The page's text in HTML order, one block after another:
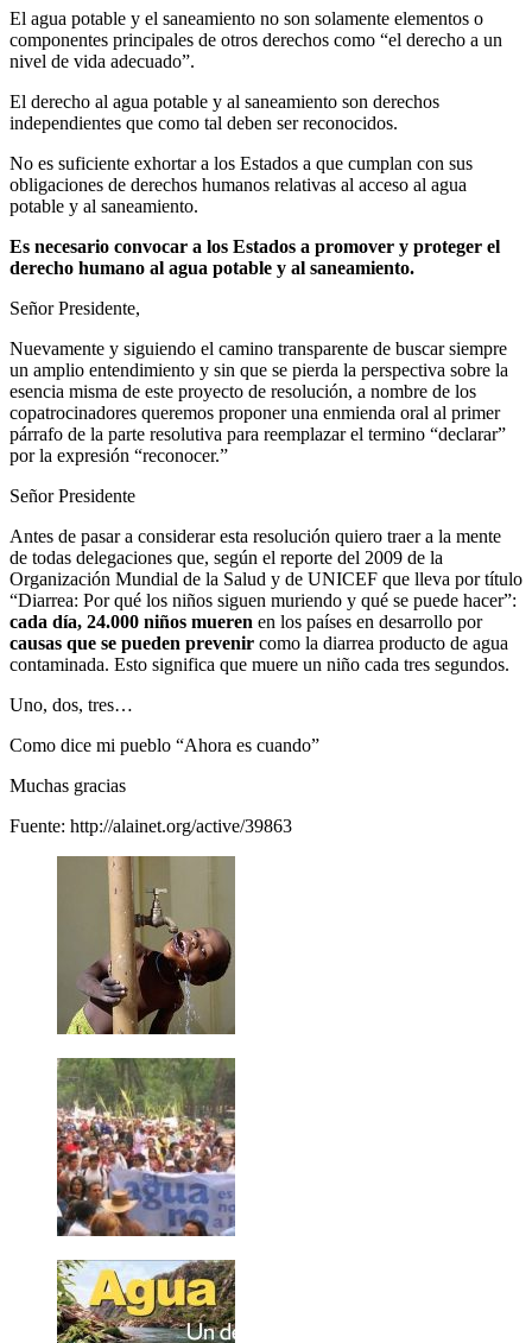
El agua potable y el saneamiento no son solamente elementos o
componentes principales de otros derechos como “el derecho a un
nivel de vida adecuado”.
El derecho al agua potable y al saneamiento son derechos
independientes que como tal deben ser reconocidos.
No es suficiente exhortar a los Estados a que cumplan con sus
obligaciones de derechos humanos relativas al acceso al agua
potable y al saneamiento.
Es necesario convocar a los Estados a promover y proteger el
derecho humano al agua potable y al saneamiento.
Señor Presidente,
Nuevamente y siguiendo el camino transparente de buscar siempre
un amplio entendimiento y sin que se pierda la perspectiva sobre la
esencia misma de este proyecto de resolución, a nombre de los
copatrocinadores queremos proponer una enmienda oral al primer
párrafo de la parte resolutiva para reemplazar el termino “declarar”
por la expresión “reconocer.”
Señor Presidente
Antes de pasar a considerar esta resolución quiero traer a la mente
de todas delegaciones que, según el reporte del 2009 de la
Organización Mundial de la Salud y de UNICEF que lleva por título
“Diarrea: Por qué los niños siguen muriendo y qué se puede hacer”:
cada día, 24.000 niños mueren en los países en desarrollo por
causas que se pueden prevenir como la diarrea producto de agua
contaminada. Esto significa que muere un niño cada tres segundos.
Uno, dos, tres…
Como dice mi pueblo “Ahora es cuando”
Muchas gracias
Fuente: http://alainet.org/active/39863